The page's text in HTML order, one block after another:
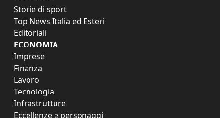
Storie di sport
Top News Italia ed Esteri
Editoriali
ECONOMIA
Imprese
Finanza
Lavoro
Tecnologia
Infrastrutture
Eccellenze e personaggi